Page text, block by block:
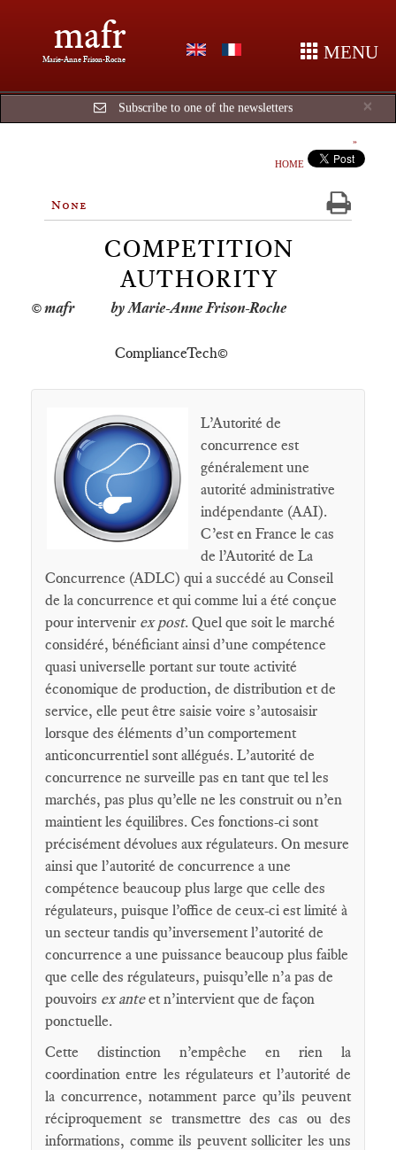
mafr
Marie-Anne Frison-Roche MENU
×
Subscribe to one of the newsletters
HOME
None
COMPETITION
AUTHORITY
by Marie-Anne Frison-Roche
ComplianceTech©
L’Autorité de
concurrence est
généralement une
autorité administrative
indépendante (AAI).
C’est en France le cas
de l’Autorité de La
Concurrence (ADLC) qui a succédé au Conseil
de la concurrence et qui comme lui a été conçue
pour intervenir ex post. Quel que soit le marché
considéré, bénéficiant ainsi d’une compétence
quasi universelle portant sur toute activité
économique de production, de distribution et de
service, elle peut être saisie voire s’autosaisir
lorsque des éléments d’un comportement
anticoncurrentiel sont allégués. L’autorité de
concurrence ne surveille pas en tant que tel les
marchés, pas plus qu’elle ne les construit ou n’en
maintient les équilibres. Ces fonctions-ci sont
précisément dévolues aux régulateurs. On mesure
ainsi que l’autorité de concurrence a une
compétence beaucoup plus large que celle des
régulateurs, puisque l’office de ceux-ci est limité à
un secteur tandis qu’inversement l’autorité de
concurrence a une puissance beaucoup plus faible
que celle des régulateurs, puisqu’elle n’a pas de
pouvoirs ex anteet n’intervient que de façon
ponctuelle.
Cette distinction n’empêche en rien la
coordination entre les régulateurs et l’autorité de
la concurrence, notamment parce qu’ils peuvent
réciproquement se transmettre des cas ou des
informations, comme ils peuvent solliciter les uns